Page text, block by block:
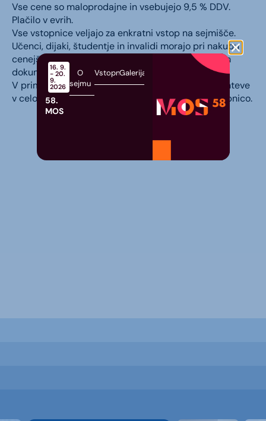
Vse cene so maloprodajne in vsebujejo 9,5 % DDV.
Plačilo v evrih.
Vse vstopnice veljajo za enkratni vstop na sejmišče.
Učenci, dijaki, študentje in invalidi morajo pri nakupu
cenejše vstopnice dokazati svoj status z ustreznim
dokumentom.
V primeru odpovedi sejma vam na osnovi vaše zahteve
v celoti povrnemo znesek, ki ste ga plačali za vstopnico.
58.
MOS
16. 9.
- 20.
9.
2026
O
sejmu
VstopniceGalerija